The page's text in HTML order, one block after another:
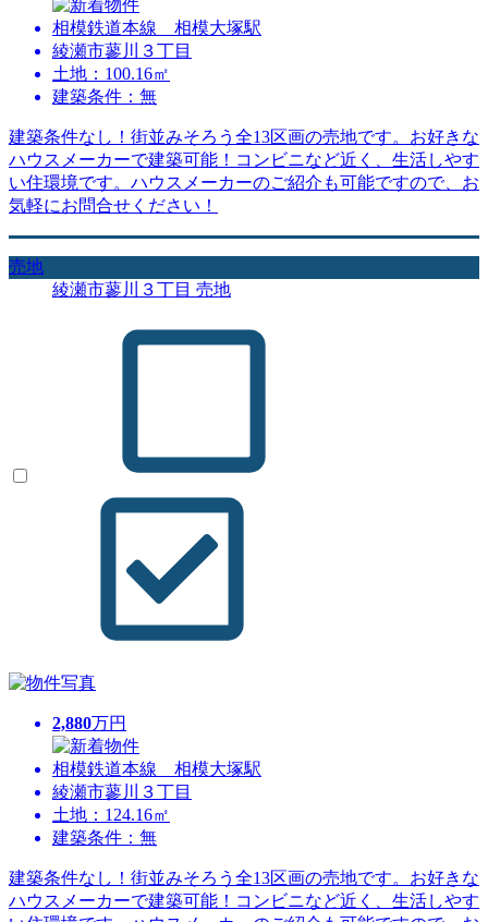
相模鉄道本線 相模大塚駅
綾瀬市蓼川３丁目
土地：100.16㎡
建築条件：無
建築条件なし！街並みそろう全13区画の売地です。お好きな
ハウスメーカーで建築可能！コンビニなど近く、生活しやす
い住環境です。ハウスメーカーのご紹介も可能ですので、お
気軽にお問合せください！
売地
綾瀬市蓼川３丁目 売地
2,880万円
相模鉄道本線 相模大塚駅
綾瀬市蓼川３丁目
土地：124.16㎡
建築条件：無
建築条件なし！街並みそろう全13区画の売地です。お好きな
ハウスメーカーで建築可能！コンビニなど近く、生活しやす